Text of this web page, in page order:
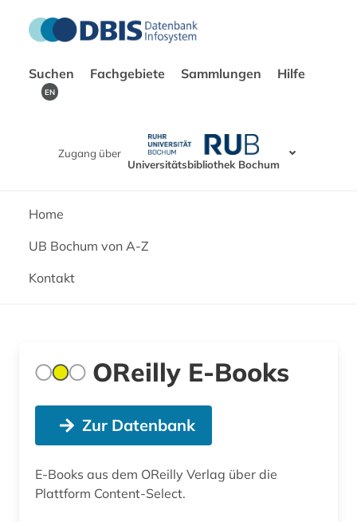
Suchen Fachgebiete Sammlungen Hilfe
EN
Zugang über
Universitätsbibliothek Bochum
Home
UB Bochum von A-Z
Kontakt
OReilly E-Books
Zur Datenbank
E-Books aus dem OReilly Verlag über die
Plattform Content-Select.